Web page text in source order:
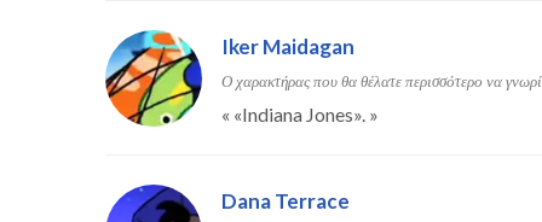
Iker Maidagan
Ο χαρακτήρας που θα θέλατε περισσότερο να
« «Indiana Jones». »
Dana Terrace